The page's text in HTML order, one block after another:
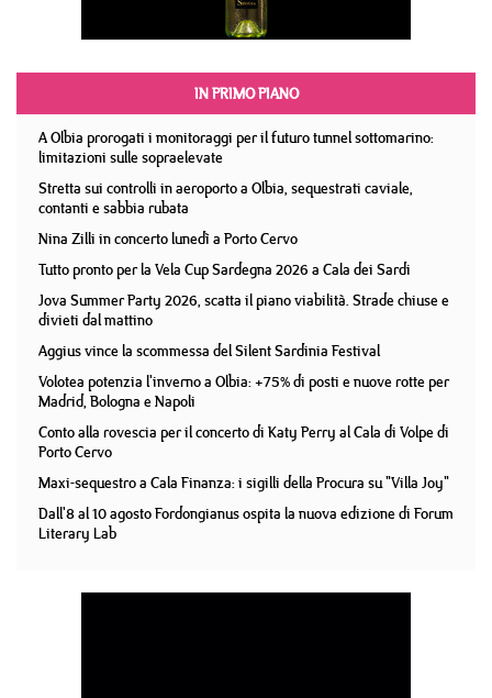
IN PRIMO PIANO
A Olbia prorogati i monitoraggi per il futuro tunnel sottomarino:
limitazioni sulle sopraelevate
Stretta sui controlli in aeroporto a Olbia, sequestrati caviale,
contanti e sabbia rubata
Nina Zilli in concerto lunedì a Porto Cervo
Tutto pronto per la Vela Cup Sardegna 2026 a Cala dei Sardi
Jova Summer Party 2026, scatta il piano viabilità. Strade chiuse e
divieti dal mattino
Aggius vince la scommessa del Silent Sardinia Festival
Volotea potenzia l'inverno a Olbia: +75% di posti e nuove rotte per
Madrid, Bologna e Napoli
Conto alla rovescia per il concerto di Katy Perry al Cala di Volpe di
Porto Cervo
Maxi-sequestro a Cala Finanza: i sigilli della Procura su "Villa Joy"
Dall'8 al 10 agosto Fordongianus ospita la nuova edizione di Forum
Literary Lab